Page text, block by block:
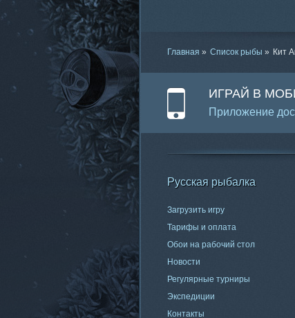
Главная » Список рыбы » Кит
ИГРАЙ В
Приложение
Русская рыбалка
Загрузить игру
Тарифы и оплата
Обои на рабочий стол
Новости
Регулярные турниры
Экспедиции
Контакты